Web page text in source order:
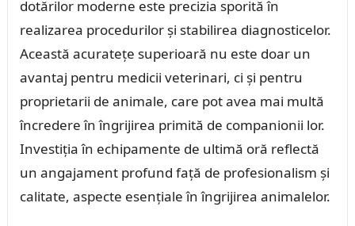
dotărilor moderne este precizia sporită în
realizarea procedurilor și stabilirea diagnosticelor.
Această acuratețe superioară nu este doar un
avantaj pentru medicii veterinari, ci și pentru
proprietarii de animale, care pot avea mai multă
încredere în îngrijirea primită de companionii lor.
Investiția în echipamente de ultimă oră reflectă
un angajament profund față de profesionalism și
calitate, aspecte esențiale în îngrijirea animalelor.